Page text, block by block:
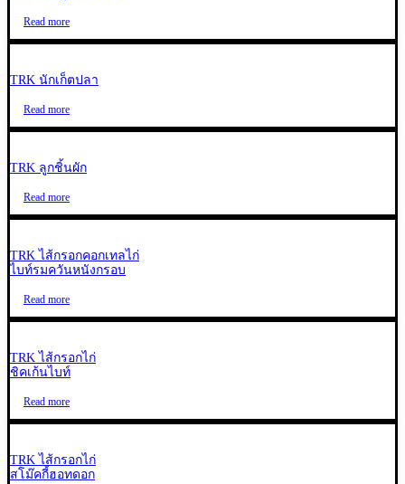
Read more
TRK นักเก็ตปลา
Read more
TRK ลูกชิ้นผัก
Read more
TRK ไส้กรอกคอกเทลไก่
ไบท์รมควันหนังกรอบ
Read more
TRK ไส้กรอกไก่
ชิคเก้นไบท์
Read more
TRK ไส้กรอกไก่
สโม๊คกี้ฮอทดอก